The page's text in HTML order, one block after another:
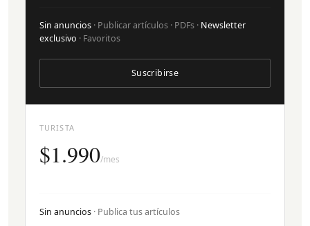
TURISTA
$1.990/mes
Sin anuncios · Publica tus artículos
Sin anuncios · Publicar artículos · PDFs · Newsletter
exclusivo · Favoritos
Suscribirse